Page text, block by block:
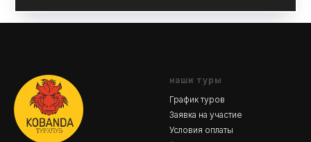
наши туры
График туров
Заявка на участие
Условия оплаты